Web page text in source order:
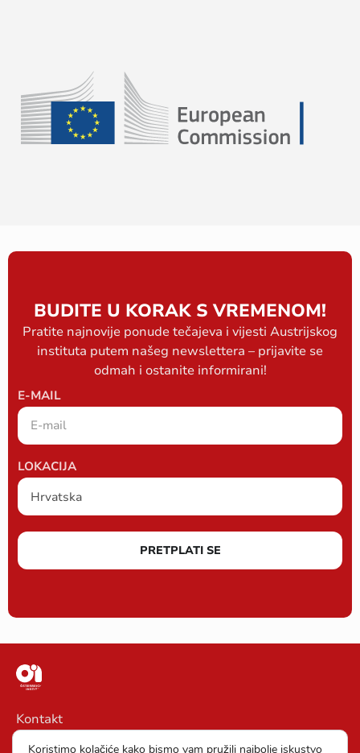
BUDITE U KORAK S VREMENOM!
Pratite najnovije ponude tečajeva i vijesti Austrijskog
instituta putem našeg newslettera – prijavite se
odmah i ostanite informirani!
E-MAIL
LOKACIJA
PRETPLATI SE
Kontakt
Impressum
Koristimo kolačiće kako bismo vam pružili najbolje iskustvo